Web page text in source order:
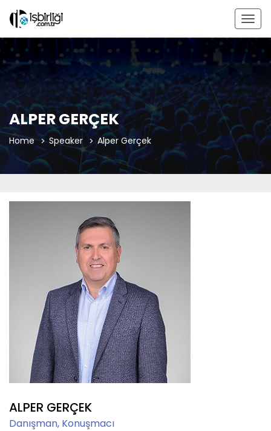
ALPER GERÇEK
Home Speaker Alper Gerçek
ALPER GERÇEK
Danışman, Konuşmacı